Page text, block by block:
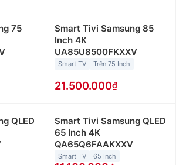
75
Smart Tivi Samsung 85
Inch 4K
UA85U8500FKXXV
Smart TV Trên 75 Inch
21.500.000
QLED
Smart Tivi Samsung QLED
65 Inch 4K
QA65Q6FAAKXXV
Smart TV 65 Inch